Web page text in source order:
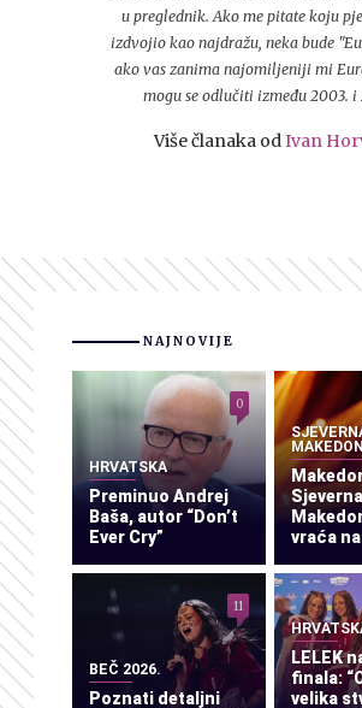
u preglednik. Ako me pitate koju
izdvojio kao najdražu, neka bude
ako vas zanima najomiljeniji mi
mogu se odlučiti između 2003. i
Više članaka odIvan
NAJNOVIJE
HRVATSKA
Preminuo Andrej
Baša, autor “Don’t
Ever Cry”
0
Sjeverna
vraća
BEČ 2026.
Poznati detaljni
11
LELEK
finala:
velika